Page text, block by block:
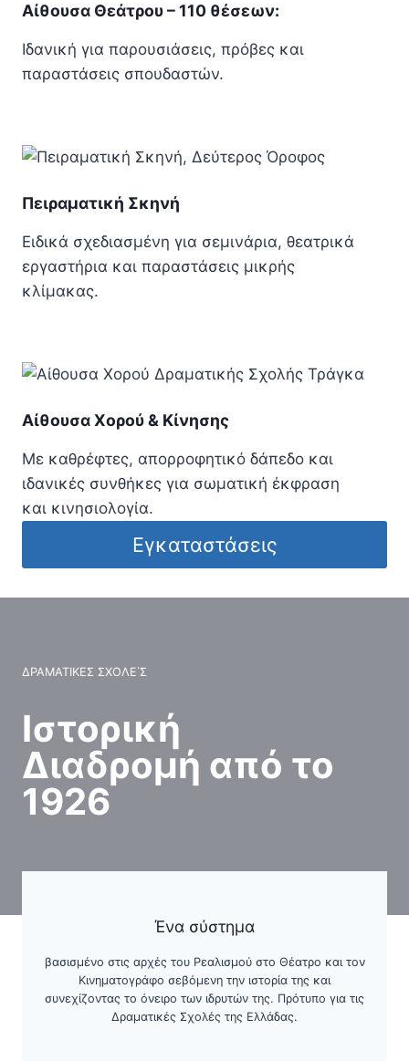
Αίθουσα Θεάτρου – 110 θέσεων:
Ιδανική για παρουσιάσεις, πρόβες και
παραστάσεις σπουδαστών.
Πειραματική Σκηνή
Ειδικά σχεδιασμένη για σεμινάρια, θεατρικά
εργαστήρια και παραστάσεις μικρής
κλίμακας.
Αίθουσα Χορού & Κίνησης
Με καθρέφτες, απορροφητικό δάπεδο και
ιδανικές συνθήκες για σωματική έκφραση
και κινησιολογία.
Εγκαταστάσεις
ΔΡΑΜΑΤΙΚΈΣ ΣΧΟΛΕ΄Σ
Ιστορική
Διαδρομή από το
1926
Ένα σύστημα
βασισμένο στις αρχές του Ρεαλισμού στο Θέατρο και τον
Κινηματογράφο σεβόμενη την ιστορία της και
συνεχίζοντας το όνειρο των ιδρυτών της. Πρότυπο για τις
Δραματικές Σχολές της Ελλάδας.